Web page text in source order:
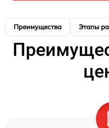
Преимущества Этапы